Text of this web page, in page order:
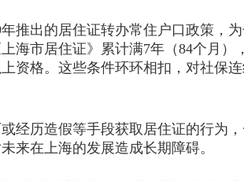
出的居住证转办常住户口政策，为
海市居住证》累计满7年（84个月
资格。这些条件环环相扣，对社保
历造假等手段获取居住证的行为
来在上海的发展造成长期障碍。